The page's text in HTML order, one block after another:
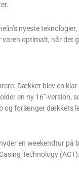
nyeste
optimalt, når det
Dækket blev en klar
en ny 16″-version,
og forlænger dækkets
en weekendtur på
Technology